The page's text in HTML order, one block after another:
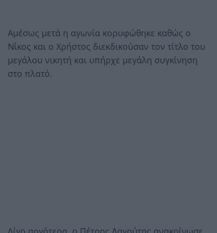
Αμέσως μετά η αγωνία κορυφώθηκε καθώς ο
Νίκος και ο Χρήστος διεκδικούσαν τον τίτλο του
μεγάλου νικητή και υπήρχε μεγάλη συγκίνηση
στο πλατό.